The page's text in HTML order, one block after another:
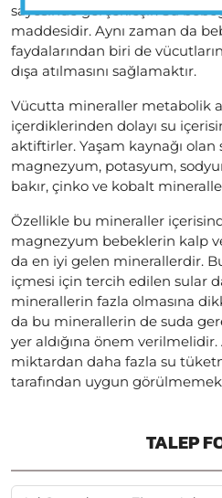
sayesinde gerçekleşir. Su
maddesidir. Aynı zaman da
faydalarından biri de
dışa atılmasını sağlamaktır.
Vücutta mineraller metabolik
içerdiklerinden dolayı su
aktiftirler. Yaşam kaynağı
magnezyum, potasyum,
bakır, çinko ve kobalt
Özellikle bu mineraller
magnezyum bebeklerin kalp
da en iyi gelen minerallerdir.
içmesi için tercih edilen sular
minerallerin fazla olmasına
da bu minerallerin de suda
yer aldığına önem
miktardan daha fazla su
tarafından uygun
TALEP